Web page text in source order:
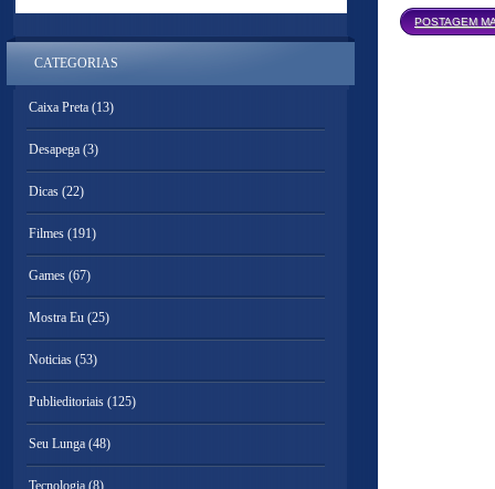
POSTAGEM
CATEGORIAS
Caixa Preta (13)
Desapega (3)
Dicas (22)
Filmes (191)
Games (67)
Mostra Eu (25)
Noticias (53)
Publieditoriais (125)
Seu Lunga (48)
Tecnologia (8)